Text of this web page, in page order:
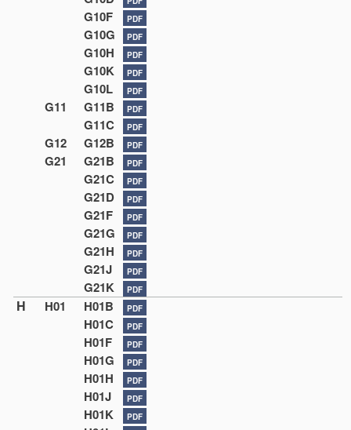
G10F PDF
G10G PDF
G10H PDF
G10K PDF
G10L PDF
G11 G11B PDF
G11C PDF
G12 G12B PDF
G21 G21B PDF
G21C PDF
G21D PDF
G21F PDF
G21G PDF
G21H PDF
G21J PDF
G21K PDF
H H01 H01B PDF
H01C PDF
H01F PDF
H01G PDF
H01H PDF
H01J PDF
H01K PDF